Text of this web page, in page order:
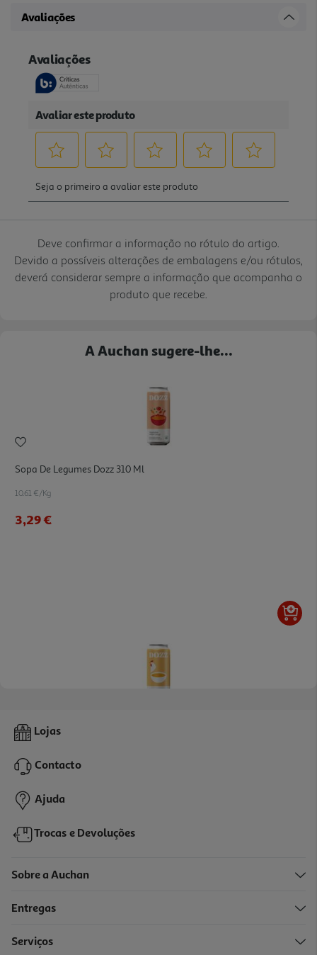
Avaliações
Deve confirmar a informação no rótulo do artigo.
Devido a possíveis alterações de embalagens e/ou rótulos,
deverá considerar sempre a informação que acompanha o
produto que recebe.
A Auchan sugere-lhe...
Sopa De Legumes Dozz 310 Ml
10.61 €/Kg
3,29 €
Sopa De Frango Dozz Cremosa 310 Ml
3,29 €
Lojas
Contacto
Ajuda
Trocas e Devoluções
Sobre a Auchan
Entregas
Serviços